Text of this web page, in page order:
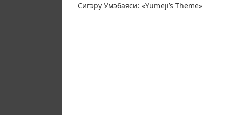
Сигэру Умэбаяси: «Yumeji’s Theme»